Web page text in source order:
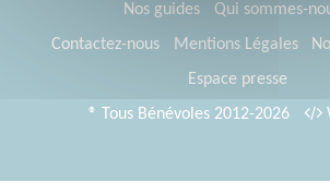
Nos guides
Qui sommes-
Contactez-nous
Mentions Légales
Espace presse
® Tous Bénévoles 2012-2026